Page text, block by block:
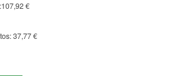
107,92 €
37,77 €